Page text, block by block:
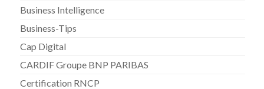
Business Intelligence
Business-Tips
Cap Digital
CARDIF Groupe BNP PARIBAS
Certification RNCP